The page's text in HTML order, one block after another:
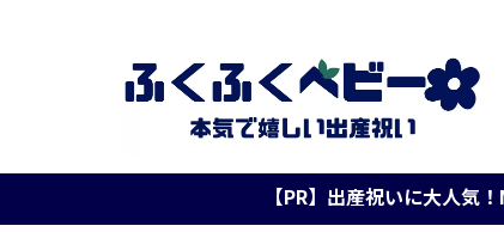
【PR】出産祝いに大人気！